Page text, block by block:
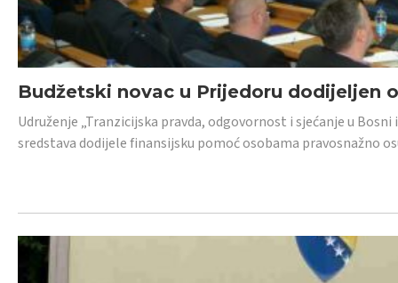
Budžetski novac u Prijedoru dodijeljen
Udruženje „Tranzicijska pravda, odgovornost i sjećanje u
sredstava dodijele finansijsku pomoć osobama pravosnažno